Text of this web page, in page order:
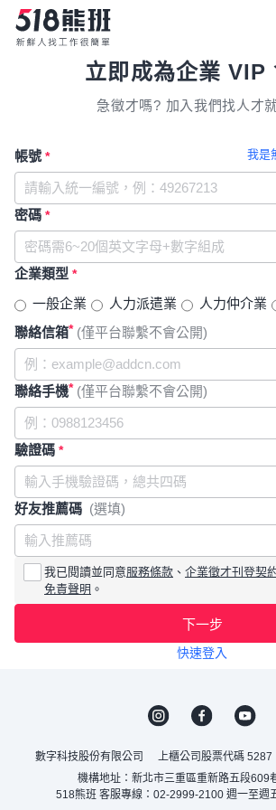
立即成為企業 VIP
急徵才嗎? 加入我們找人才
我是
帳號 *
密碼 *
企業類型 *
一般企業 人力派遣業 人力仲介業
聯絡信箱* (僅平台聯繫不會公開)
聯絡手機* (僅平台聯繫不會公開)
驗證碼 *
好友推薦碼 (選填)
我已閱讀並同意服務條款 、 企業徵才刊登契
免責聲明 。
下一步
快速登入
數字科技股份有限公司 上櫃公司股票代碼 5287
機構地址：新北市三重區重新路五段609
518熊班 客服專線：02-2999-2100 週一至週